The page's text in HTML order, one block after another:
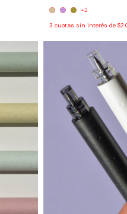
+2
3 cuotas sin interés de